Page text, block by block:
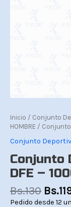
Inicio / Conjunto
HOMBRE / Conjunto
Conjunto
Conjunto
DFE –
Bs.130 Bs.
Pedido desde 12